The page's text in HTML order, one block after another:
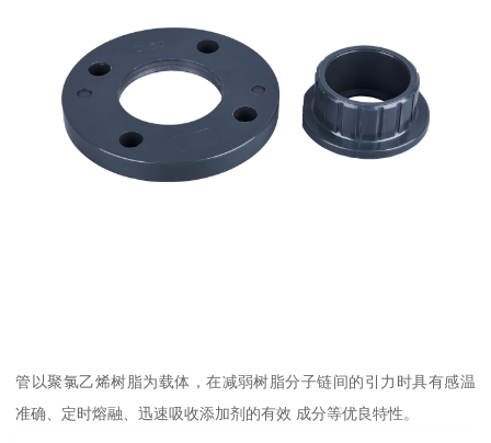
管以聚氯乙烯树脂为载体，在减弱树脂分子链间的引力时具有感温
准确、定时熔融、迅速吸收添加剂的有效 成分等优良特性。